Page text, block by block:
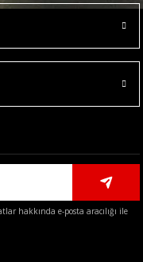
hakkında e-posta aracılığı ile